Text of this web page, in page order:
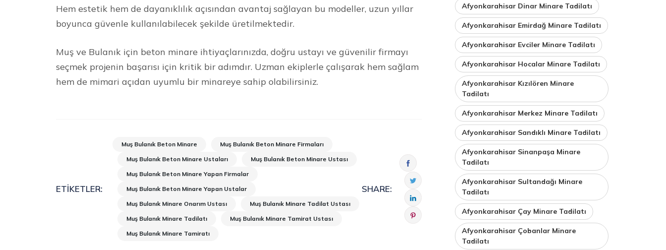
Hem estetik hem de dayanıklılık açısından avantaj sağlayan bu modeller, uzun yıllar
boyunca güvenle kullanılabilecek şekilde üretilmektedir.
Muş ve Bulanık için beton minare ihtiyaçlarınızda, doğru ustayı ve güvenilir firmayı
seçmek projenin başarısı için kritik bir adımdır. Uzman ekiplerle çalışarak hem sağlam
hem de mimari açıdan uyumlu bir minareye sahip olabilirsiniz.
ETIKETLER:
Muş Bulanık Beton Minare
Muş Bulanık Beton Minare Firmaları
Muş Bulanık Beton Minare Ustaları
Muş Bulanık Beton Minare Ustası
Muş Bulanık Beton Minare Yapan Firmalar
Muş Bulanık Beton Minare Yapan Ustalar
Muş Bulanık Minare Onarım Ustası
Muş Bulanık Minare Tadilat Ustası
Muş Bulanık Minare Tadilatı
Muş Bulanık Minare Tamirat Ustası
Muş Bulanık Minare Tamiratı
SHARE:
Afyonkarahisar Dinar Minare Tadilatı
Afyonkarahisar Emirdağ Minare Tadilatı
Afyonkarahisar Evciler Minare Tadilatı
Afyonkarahisar Hocalar Minare Tadilatı
Afyonkarahisar Kızılören Minare
Tadilatı
Afyonkarahisar Merkez Minare Tadilatı
Afyonkarahisar Sandıklı Minare Tadilatı
Afyonkarahisar Sinanpaşa Minare
Tadilatı
Afyonkarahisar Sultandağı Minare
Tadilatı
Afyonkarahisar Çay Minare Tadilatı
Afyonkarahisar Çobanlar Minare
Tadilatı